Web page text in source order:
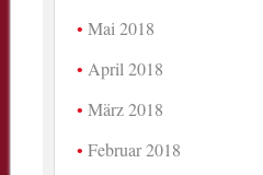
Mai 2018
April 2018
März 2018
Februar 2018